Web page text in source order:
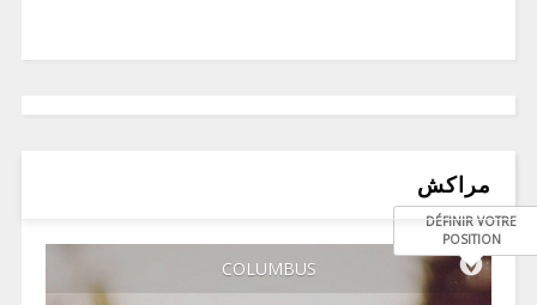
مراكش
COLUMBUS
DÉFINIR VOTRE
POSITION